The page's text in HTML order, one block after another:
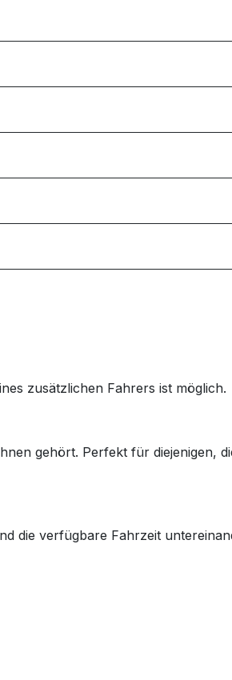
zusätzlichen Fahrers ist möglich.
gehört. Perfekt für diejenigen,
die verfügbare Fahrzeit